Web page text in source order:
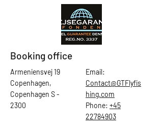
Booking office
Armeniensvej 19
Copenhagen,
Copenhagen S -
2300
Email:
Contact@GTFlyfis
hing.com
Phone: +45
22784903